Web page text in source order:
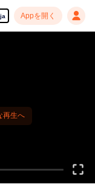
ja Appを開く
再生へ